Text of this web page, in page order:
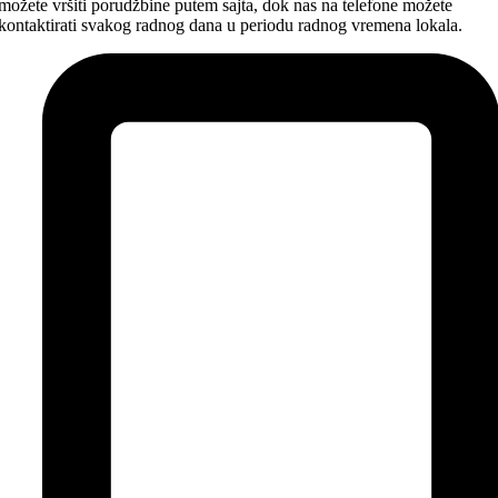
vršiti porudžbine putem sajta, dok nas na telefone možete
svakog radnog dana u periodu radnog vremena lokala.